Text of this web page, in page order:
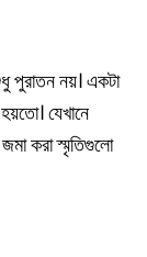
পুরাতন নয়। একটা
যেখানে
করা স্মৃতিগুলো